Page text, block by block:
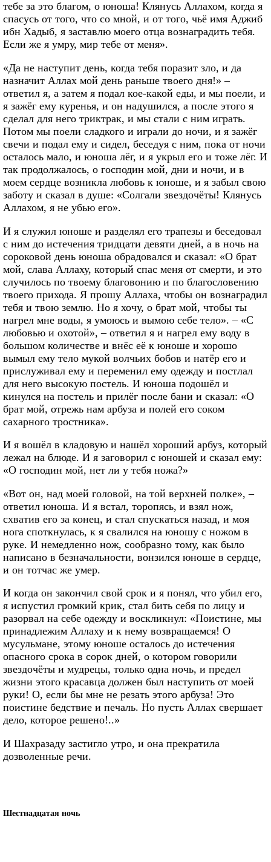
тебе за это благом, о юноша! Клянусь Аллахом, когда я
спасусь от того, что со мной, и от того, чьё имя Аджиб
ибн Хадыб, я заставлю моего отца вознаградить тебя.
Если же я умру, мир тебе от меня».
«Да не наступит день, когда тебя поразит зло, и да
назначит Аллах мой день раньше твоего дня!» –
ответил я, а затем я подал кое-какой еды, и мы поели, и
я зажёг ему куренья, и он надушился, а после этого я
сделал для него триктрак, и мы стали с ним играть.
Потом мы поели сладкого и играли до ночи, и я зажёг
свечи и подал ему и сидел, беседуя с ним, пока от ночи
осталось мало, и юноша лёг, и я укрыл его и тоже лёг. И
так продолжалось, о господин мой, дни и ночи, и в
моем сердце возникла любовь к юноше, и я забыл свою
заботу и сказал в душе: «Солгали звездочёты! Клянусь
Аллахом, я не убью его».
И я служил юноше и разделял его трапезы и беседовал
с ним до истечения тридцати девяти дней, а в ночь на
сороковой день юноша обрадовался и сказал: «О брат
мой, слава Аллаху, который спас меня от смерти, и это
случилось по твоему благовонию и по благословению
твоего прихода. Я прошу Аллаха, чтобы он вознаградил
тебя и твою землю. Но я хочу, о брат мой, чтобы ты
нагрел мне воды, я умоюсь и вымою себе тело». – «С
любовью и охотой», – ответил я и нагрел ему воду в
большом количестве и внёс её к юноше и хорошо
вымыл ему тело мукой волчьих бобов и натёр его и
прислуживал ему и переменил ему одежду и постлал
для него высокую постель. И юноша подошёл и
кинулся на постель и прилёг после бани и сказал: «О
брат мой, отрежь нам арбуза и полей его соком
сахарного тростника».
И я вошёл в кладовую и нашёл хороший арбуз, который
лежал на блюде. И я заговорил с юношей и сказал ему:
«О господин мой, нет ли у тебя ножа?»
«Вот он, над моей головой, на той верхней полке», –
ответил юноша. И я встал, торопясь, и взял нож,
схватив его за конец, и стал спускаться назад, и моя
нога споткнулась, к я свалился на юношу с ножом в
руке. И немедленно нож, сообразно тому, как было
написано в безначальности, вонзился юноше в сердце,
и он тотчас же умер.
И когда он закончил свой срок и я понял, что убил его,
я испустил громкий крик, стал бить себя по лицу и
разорвал на себе одежду и воскликнул: «Поистине, мы
принадлежим Аллаху и к нему возвращаемся! О
мусульмане, этому юноше осталось до истечения
опасного срока в сорок дней, о котором говорили
звездочёты и мудрецы, только одна ночь, и предел
жизни этого красавца должен был наступить от моей
руки! О, если бы мне не резать этого арбуза! Это
поистине бедствие и печаль. Но пусть Аллах свершает
дело, которое решено!..»
И Шахразаду застигло утро, и она прекратила
дозволенные речи.
Шестнадцатая ночь